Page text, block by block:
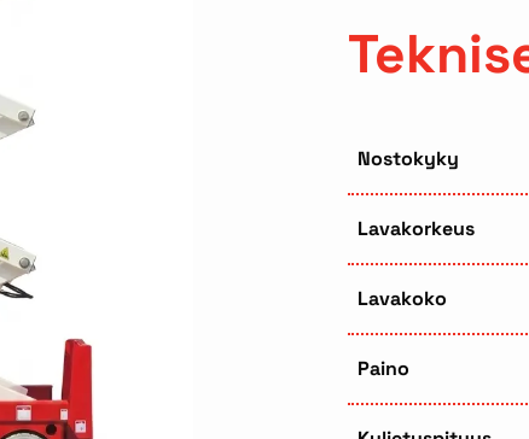
Nostokyky
Lavakorkeus
Lavakoko
Paino